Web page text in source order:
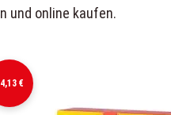
und online kaufen.
€